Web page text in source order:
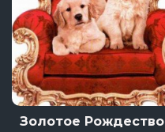
Золотое Рождество